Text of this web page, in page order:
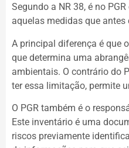
Segundo a NR 38, é no
aquelas medidas que antes
A principal diferença é que
que determina uma
ambientais. O contrário do
ter essa limitação, permite
O PGR também é o
Este inventário é uma
riscos previamente